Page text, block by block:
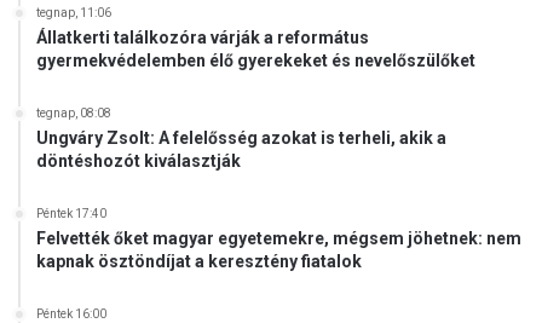
tegnap, 11:06
Állatkerti találkozóra várják a református
gyermekvédelemben élő gyerekeket és nevelőszülőket
tegnap, 08:08
Ungváry Zsolt: A felelősség azokat is terheli, akik a
döntéshozót kiválasztják
Péntek 17:40
Felvették őket magyar egyetemekre, mégsem jöhetnek: nem
kapnak ösztöndíjat a keresztény fiatalok
Péntek 16:00